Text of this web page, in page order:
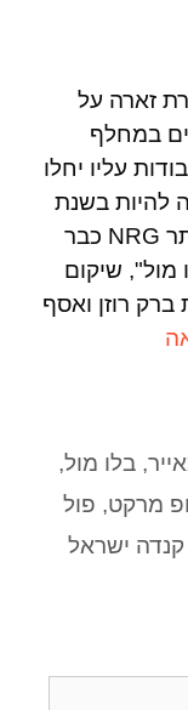
זארה על
שתקים במחלף
עליו יחלו
להיות בשנת
2018. על פי כתבה שפורסמה באתר NRG כבר
מול", שיקום
רוזן ואסף
,בלו מול,
מרקט, פול
קנדה ישראל